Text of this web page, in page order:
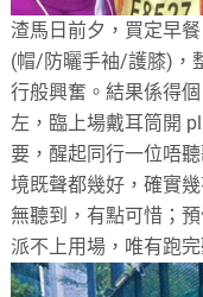
渣馬日前夕，買定早
(帽/防曬手袖/護膝)，
行般興奮。結果係得
左，臨上場戴耳筒開
要，醒起同行一位唔
境既聲都幾好，確實
無聽到，有點可惜；
派不上用場，唯有跑